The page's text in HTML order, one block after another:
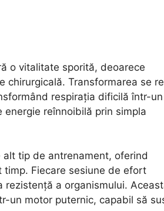
o vitalitate sporită, deoarece
chirurgicală. Transformarea se
respirația dificilă într-
reînnoibilă prin simpla
tip de antrenament, oferind
Fiecare sesiune de efort
rezistență a organismului.
un motor puternic, capabil să